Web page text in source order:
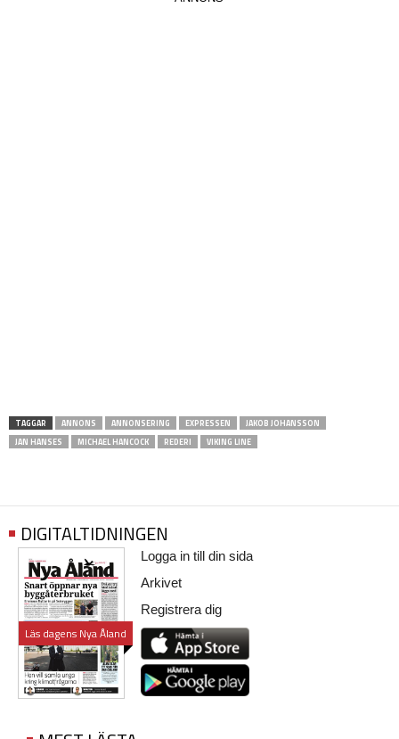
TAGGAR ANNONS ANNONSERING EXPRESSEN
JAKOB JOHANSSON
JAN HANSES
MICHAEL HANCOCK REDERI VIKING LINE
DIGITALTIDNINGEN
Läs dagens Nya Åland
Logga in till din sida
Arkivet
Registrera dig